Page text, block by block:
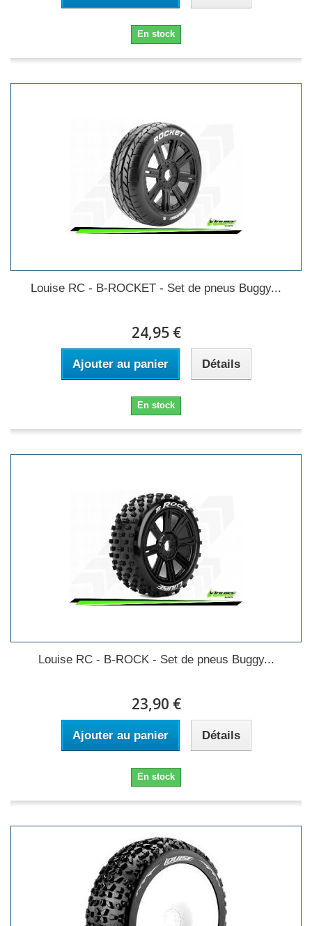
En stock
Louise RC - B-ROCKET - Set de pneus Buggy...
24,95 €
Ajouter au panier Détails
En stock
Louise RC - B-ROCK - Set de pneus Buggy...
23,90 €
Ajouter au panier Détails
En stock